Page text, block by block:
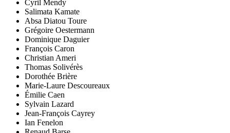
Cyril Mendy
Salimata Kamate
Absa Diatou Toure
Grégoire Oestermann
Dominique Daguier
François Caron
Christian Ameri
Thomas Solivérès
Dorothée Brière
Marie-Laure Descoureaux
Émilie Caen
Sylvain Lazard
Jean-François Cayrey
Ian Fenelon